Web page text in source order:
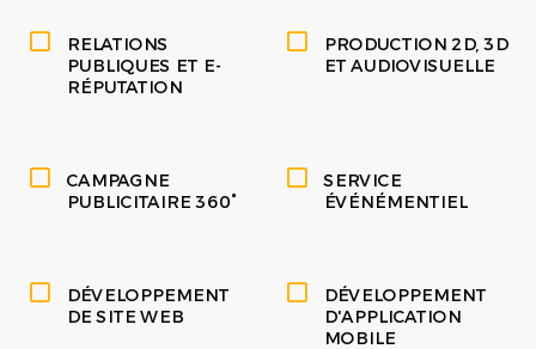
RELATIONS
PUBLIQUES ET E-
RÉPUTATION
PRODUCTION 2D, 3D
ET AUDIOVISUELLE
CAMPAGNE
PUBLICITAIRE 360°
SERVICE
ÉVÉNÉMENTIEL
DÉVELOPPEMENT
DE SITE WEB
DÉVELOPPEMENT
D'APPLICATION
MOBILE